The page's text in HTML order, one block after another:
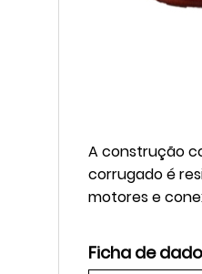
A construção
corrugado é
motores e
Ficha de